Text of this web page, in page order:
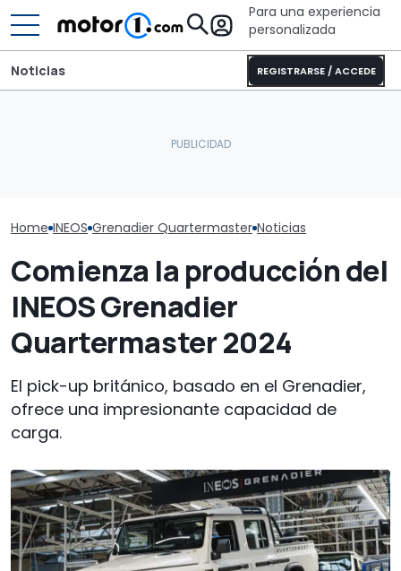
Para una experiencia
personalizada
REGISTRARSE / ACCEDE
Noticias
Home INEOS Grenadier Quartermaster Noticias
Comienza la producción del
INEOS Grenadier
Quartermaster 2024
El pick-up británico, basado en el Grenadier,
ofrece una impresionante capacidad de
carga.